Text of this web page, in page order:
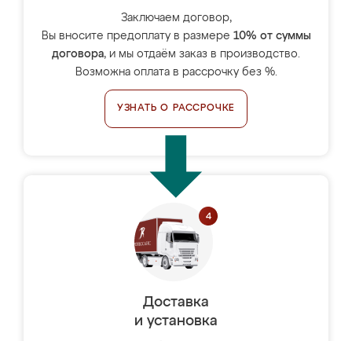
Заключаем договор,
Вы вносите предоплату в размере 10% от суммы
договора, и мы отдаём заказ в производство.
Возможна оплата в рассрочку без %.
УЗНАТЬ О РАССРОЧКЕ
Доставка
и установка